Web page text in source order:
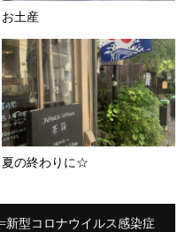
お土産
夏の終わりに☆
新型コロナウイルス感染症